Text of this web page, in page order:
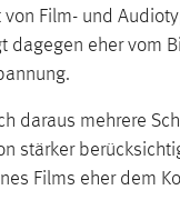
Film- und
dagegen eher vom
daraus mehrere
stärker
Films eher dem
wird
man